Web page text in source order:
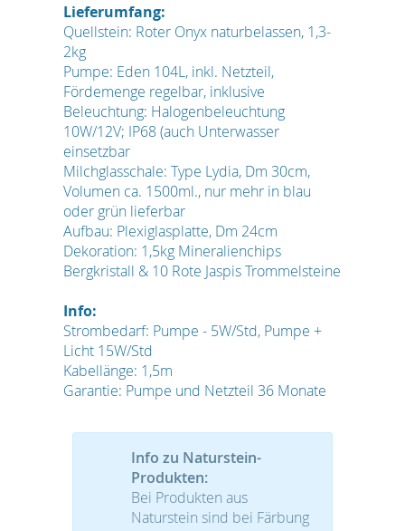
Lieferumfang:
Quellstein: Roter Onyx naturbelassen, 1,3-
2kg
Pumpe: Eden 104L, inkl. Netzteil,
Fördemenge regelbar, inklusive
Beleuchtung: Halogenbeleuchtung
10W/12V; IP68 (auch Unterwasser
einsetzbar
Milchglasschale: Type Lydia, Dm 30cm,
Volumen ca. 1500ml., nur mehr in blau
oder grün lieferbar
Aufbau: Plexiglasplatte, Dm 24cm
Dekoration: 1,5kg Mineralienchips
Bergkristall & 10 Rote Jaspis Trommelsteine
Info:
Strombedarf: Pumpe - 5W/Std, Pumpe +
Licht 15W/Std
Kabellänge: 1,5m
Garantie: Pumpe und Netzteil 36 Monate
Info zu Naturstein-
Produkten:
Bei Produkten aus
Naturstein sind bei Färbung